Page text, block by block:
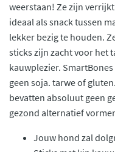
weerstaan! Ze zijn
ideaal als snack tussen
lekker bezig te houden.
sticks zijn zacht voor het
kauwplezier.
geen soja. tarwe of
bevatten absoluut geen
gezond alternatief
Jouw hond zal